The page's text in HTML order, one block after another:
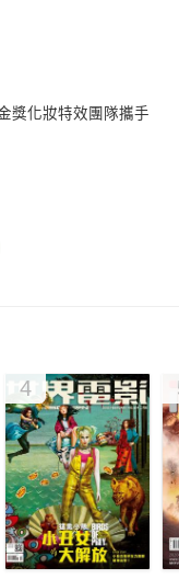
獎化妝特效團隊攜手
幕，從文學與哲學意
一笑。
電影，還得忙著去
蜜】、【等一個人
們美麗的寶島－台灣
影場景朝聖的熱情與
4